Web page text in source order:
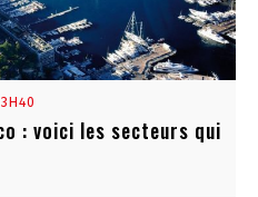
: voici les secteurs qui